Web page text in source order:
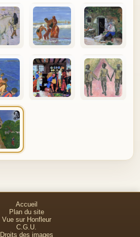
Accueil
Plan du site
Vue sur Honfleur
C.G.U.
Droits des images